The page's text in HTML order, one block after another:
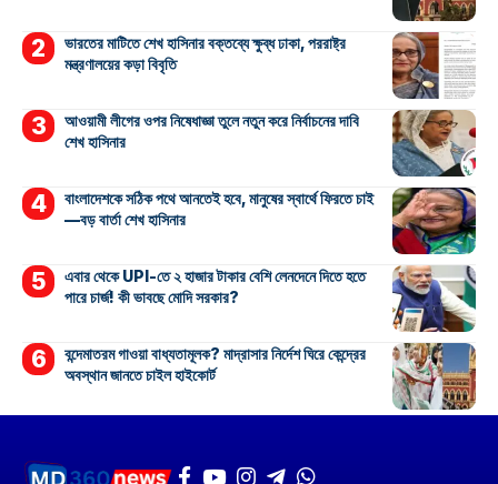
ভারতের মাটিতে শেখ হাসিনার বক্তব্যে ক্ষুব্ধ ঢাকা, পররাষ্ট্র
মন্ত্রণালয়ের কড়া বিবৃতি
আওয়ামী লীগের ওপর নিষেধাজ্ঞা তুলে নতুন করে নির্বাচনের দাবি
শেখ হাসিনার
বাংলাদেশকে সঠিক পথে আনতেই হবে, মানুষের স্বার্থে ফিরতে চাই
—বড় বার্তা শেখ হাসিনার
এবার থেকে UPI-তে ২ হাজার টাকার বেশি লেনদেনে দিতে হতে
পারে চার্জ! কী ভাবছে মোদি সরকার?
বন্দেমাতরম গাওয়া বাধ্যতামূলক? মাদ্রাসার নির্দেশ ঘিরে কেন্দ্রের
অবস্থান জানতে চাইল হাইকোর্ট